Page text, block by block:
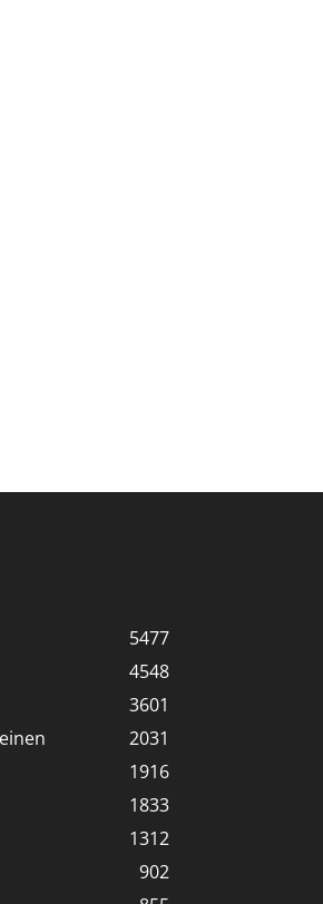
5477
4548
3601
2031
1916
1833
1312
902